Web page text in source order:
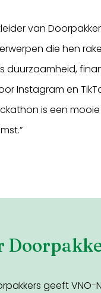
van
die hen
duurzaamheid,
Instagram en
is een
geeft VNO-